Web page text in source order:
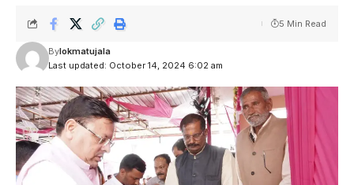
Last updated: October 14, 2024 6:02 am
Bylokmatujala
5 Min Read